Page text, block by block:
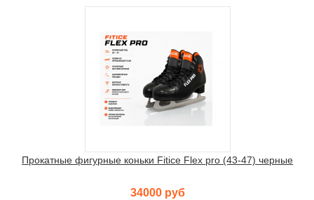
Прокатные фигурные коньки Fitice Flex pro (43-47) черные
34000 руб